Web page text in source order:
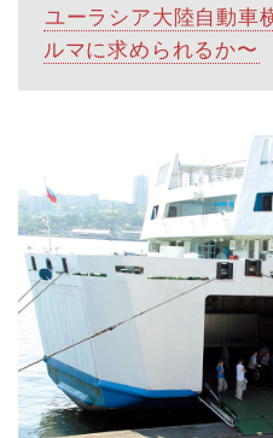
ユーラシア大陸自動車
ルマに求められるか〜